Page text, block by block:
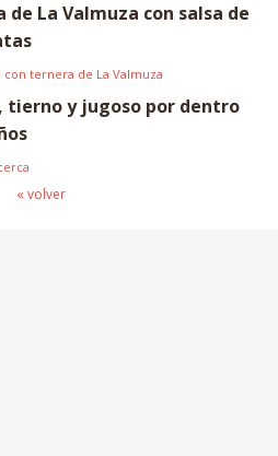
La Valmuza con salsa de
ternera de La Valmuza
y jugoso por dentro
« volver
2